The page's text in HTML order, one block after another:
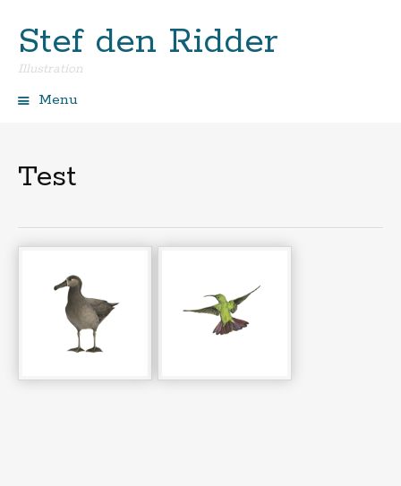
Stef den Ridder
Illustration
Menu
inhoud
Test